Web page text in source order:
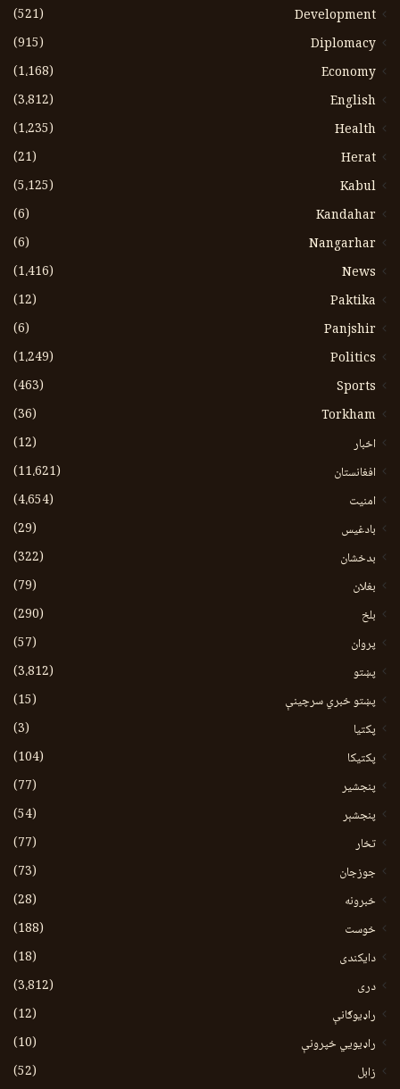
Development
(521)
Diplomacy
(915)
Economy
(1،168)
English
(3،812)
Health
(1،235)
Herat
(21)
Kabul
(5،125)
Kandahar
(6)
Nangarhar
(6)
News
(1،416)
Paktika
(12)
Panjshir
(6)
Politics
(1،249)
Sports
(463)
Torkham
(36)
اخبار
(12)
افغانستان
(11،621)
امنیت
(4،654)
بادغیس
(29)
بدخشان
(322)
بغلان
(79)
بلخ
(290)
پروان
(57)
پښتو
(3،812)
پښتو خبري سرچينې
(15)
پکتيا
(3)
پکتیکا
(104)
پنجشیر
(77)
پنجشېر
(54)
تخار
(77)
جوزجان
(73)
خبرونه
(28)
خوست
(188)
دایکندی
(18)
دری
(3،812)
راډیوګانې
(12)
راډیويي خپرونې
(10)
زابل
(52)